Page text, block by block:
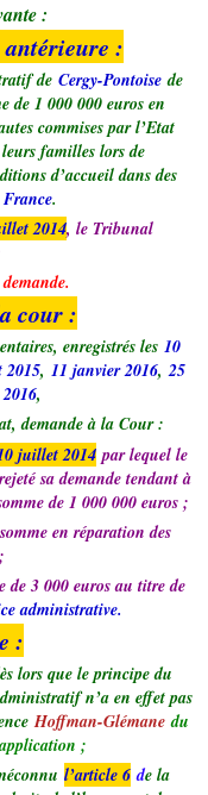
:
antérieure :
de Cergy-Pontoisede
de 1 000 000 euros en
commises par l’Etat
familles lors de
d’accueil dans des
France.
2014, le Tribunal
cour :
enregistrés les 10
2015, 11 janvier 2016, 25
,
demande à la Cour :
juillet 2014par lequel le
sa demande tendant à
de 1 000 000 euros ;
en réparation des
de 3 000 euros au titre de
administrative.
:
lors que le principe du
n’a en effet pas
Hoffman-Glémane du
;
l’article 6 de la